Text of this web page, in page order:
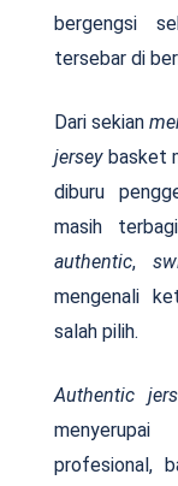
bergengsi
tersebar di
Dari sekian
jersey basket
diburu
masih
authentic,
mengenali
salah pilih.
Authentic
profesional,